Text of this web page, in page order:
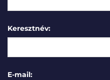
Keresztnév:
E-mail: